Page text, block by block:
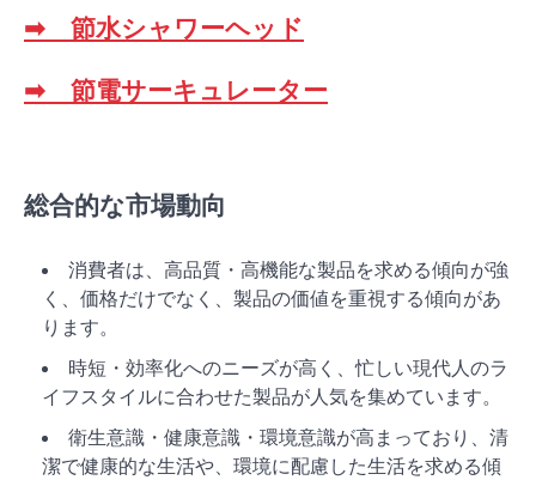
➡ 節水シャワーヘッド
➡ 節電サーキュレーター
総合的な市場動向
消費者は、高品質・高機能な製品を求める傾向が強
く、価格だけでなく、製品の価値を重視する傾向があ
ります。
時短・効率化へのニーズが高く、忙しい現代人のラ
イフスタイルに合わせた製品が人気を集めています。
衛生意識・健康意識・環境意識が高まっており、清
潔で健康的な生活や、環境に配慮した生活を求める傾